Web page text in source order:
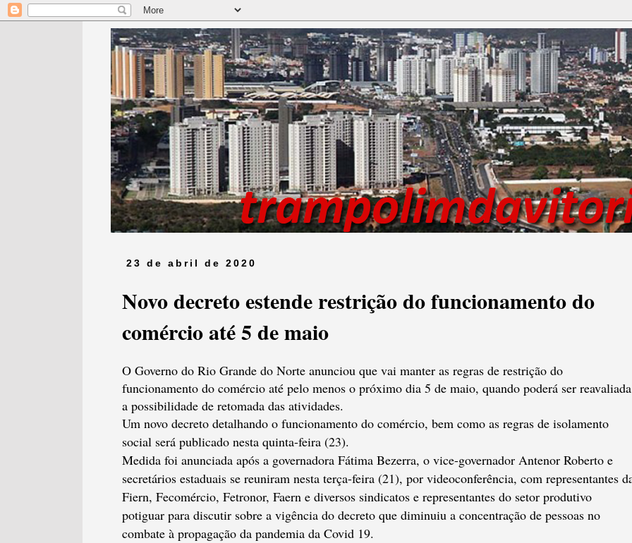
23 de abril de 2020
Novo decreto estende restrição do funcionamento do
comércio até 5 de maio
O Governo do Rio Grande do Norte anunciou que vai manter as regras de restrição do
funcionamento do comércio até pelo menos o próximo dia 5 de maio, quando poderá ser reavaliada
a possibilidade de retomada das atividades.
Um novo decreto detalhando o funcionamento do comércio, bem como as regras de isolamento
social será publicado nesta quinta-feira (23).
Medida foi anunciada após a governadora Fátima Bezerra, o vice-governador Antenor Roberto e
secretários estaduais se reuniram nesta terça-feira (21), por videoconferência, com representantes
Fiern, Fecomércio, Fetronor, Faern e diversos sindicatos e representantes do setor produtivo
potiguar para discutir sobre a vigência do decreto que diminuiu a concentração de pessoas no
combate à propagação da pandemia da Covid 19.